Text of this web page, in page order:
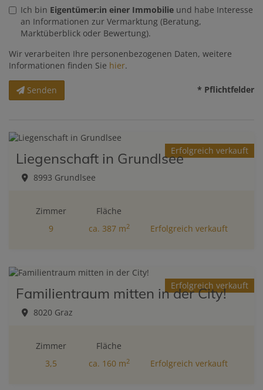
Ich bin Eigentümer:in einer Immobilie und habe Interesse
an Informationen zur Vermarktung (Beratung,
Marktüberblick oder Bewertung).
Wir verarbeiten Ihre personenbezogenen Daten, weitere
Informationen finden Sie hier.
Senden * Pflichtfelder
Erfolgreich verkauft
Liegenschaft in Grundlsee
8993 Grundlsee
Zimmer
9
Fläche
ca. 387 m2 Erfolgreich verkauft
Erfolgreich verkauft
Familientraum mitten in der City!
8020 Graz
Zimmer
3,5
Fläche
ca. 160 m2 Erfolgreich verkauft